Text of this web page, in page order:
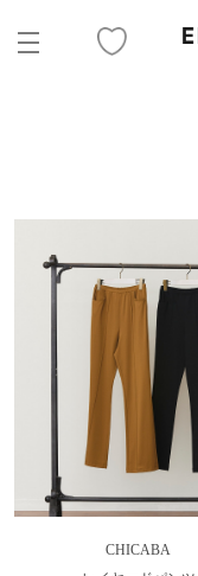
CHICABA